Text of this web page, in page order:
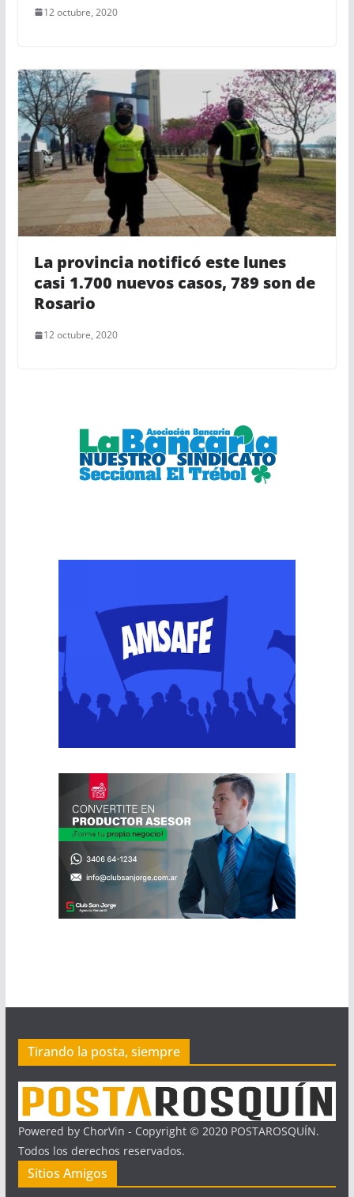
12 octubre, 2020
La provincia notificó este lunes
casi 1.700 nuevos casos, 789 son de
Rosario
12 octubre, 2020
Tirando la posta, siempre
Powered by ChorVin - Copyright © 2020 POSTAROSQUÍN.
Todos los derechos reservados.
Sitios Amigos